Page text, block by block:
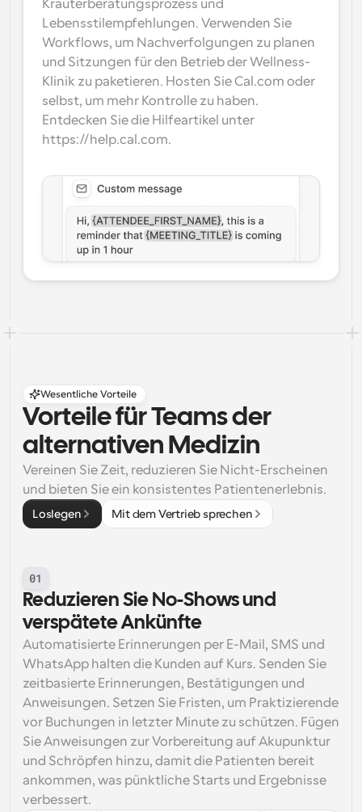
Kräuterberatungsprozess und
Lebensstilempfehlungen. Verwenden Sie
Workflows, um Nachverfolgungen zu planen
und Sitzungen für den Betrieb der Wellness-
Klinik zu paketieren. Hosten Sie Cal.com oder
selbst, um mehr Kontrolle zu haben.
Entdecken Sie die Hilfeartikel unter
https://help.cal.com.
Wesentliche Vorteile
Vorteile für Teams der
alternativen Medizin
Vereinen Sie Zeit, reduzieren Sie Nicht-Erscheinen
und bieten Sie ein konsistentes Patientenerlebnis.
Loslegen Mit dem Vertrieb sprechen
01
Reduzieren Sie No-Shows und
verspätete Ankünfte
Automatisierte Erinnerungen per E-Mail, SMS und
WhatsApp halten die Kunden auf Kurs. Senden Sie
zeitbasierte Erinnerungen, Bestätigungen und
Anweisungen. Setzen Sie Fristen, um Praktizierende
vor Buchungen in letzter Minute zu schützen. Fügen
Sie Anweisungen zur Vorbereitung auf Akupunktur
und Schröpfen hinzu, damit die Patienten bereit
ankommen, was pünktliche Starts und Ergebnisse
verbessert.